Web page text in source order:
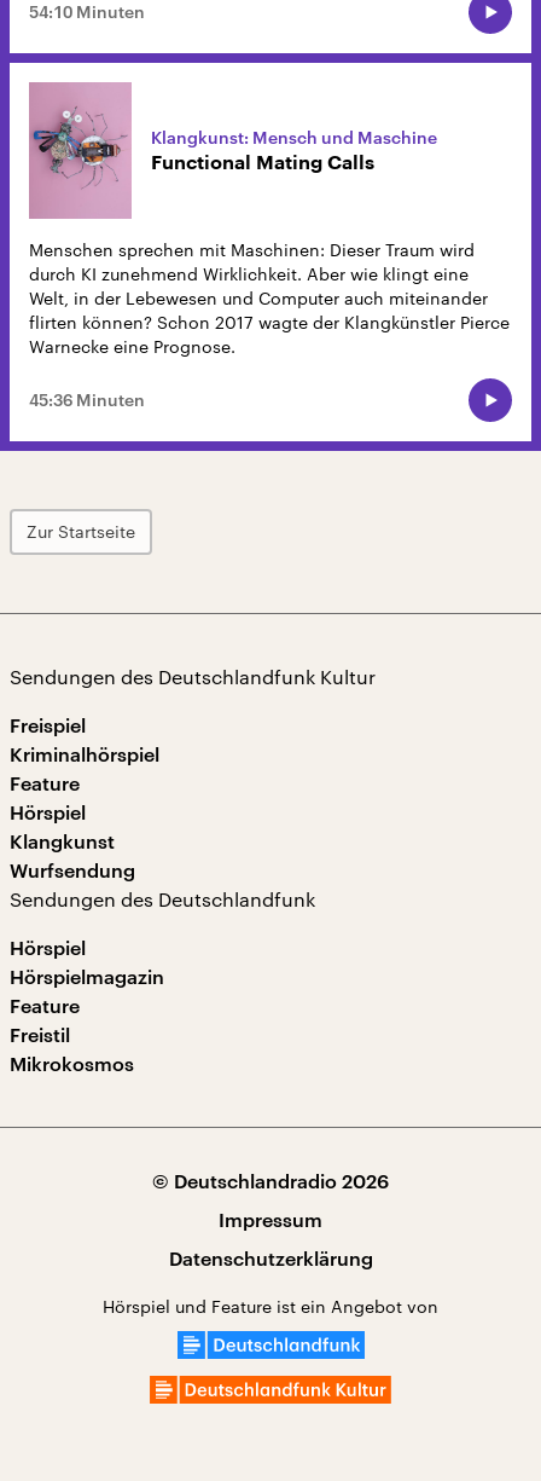
54:10 Minuten
Klangkunst: Mensch und Maschine
Functional Mating Calls
Menschen sprechen mit Maschinen: Dieser Traum wird
durch KI zunehmend Wirklichkeit. Aber wie klingt eine
Welt, in der Lebewesen und Computer auch miteinander
flirten können? Schon 2017 wagte der Klangkünstler Pierce
Warnecke eine Prognose.
45:36 Minuten
Zur Startseite
Sendungen des Deutschlandfunk Kultur
Freispiel
Kriminalhörspiel
Feature
Hörspiel
Klangkunst
Wurfsendung
Sendungen des Deutschlandfunk
Hörspiel
Hörspielmagazin
Feature
Freistil
Mikrokosmos
© Deutschlandradio 2026
Impressum
Datenschutzerklärung
Hörspiel und Feature ist ein Angebot von